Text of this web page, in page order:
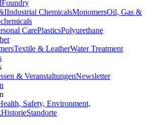
Foundry
Industrial ChemicalsMonomersOil, Gas &
CarePlasticsPolyurethane
Textile & LeatherWater Treatment
& VeranstaltungenNewsletter
Safety, Environment,
HistorieStandorte